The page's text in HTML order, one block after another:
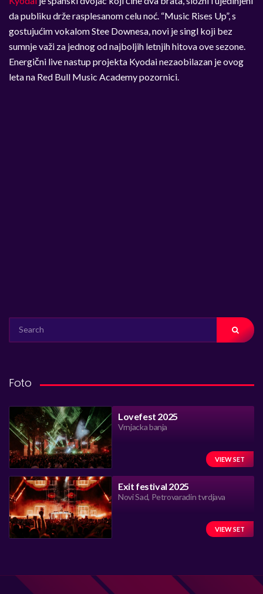
da publiku drže rasplesanom celu noć. “Music Rises Up”, s
gostujućim vokalom Stee Downesa, novi je singl koji bez
sumnje važi za jednog od najboljih letnjih hitova ove sezone.
Energični live nastup projekta Kyodai nezaobilazan je ovog
leta na Red Bull Music Academy pozornici.
FOR:
Foto
Lovefest 2025
Vrnjacka banja
VIEW SET
Exit festival 2025
Novi Sad, Petrovaradin tvrdjava
VIEW SET